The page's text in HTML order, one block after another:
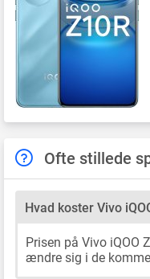
Ofte stillede
Hvad koster Vivo
Prisen på Vivo iQOO
ændre sig i de